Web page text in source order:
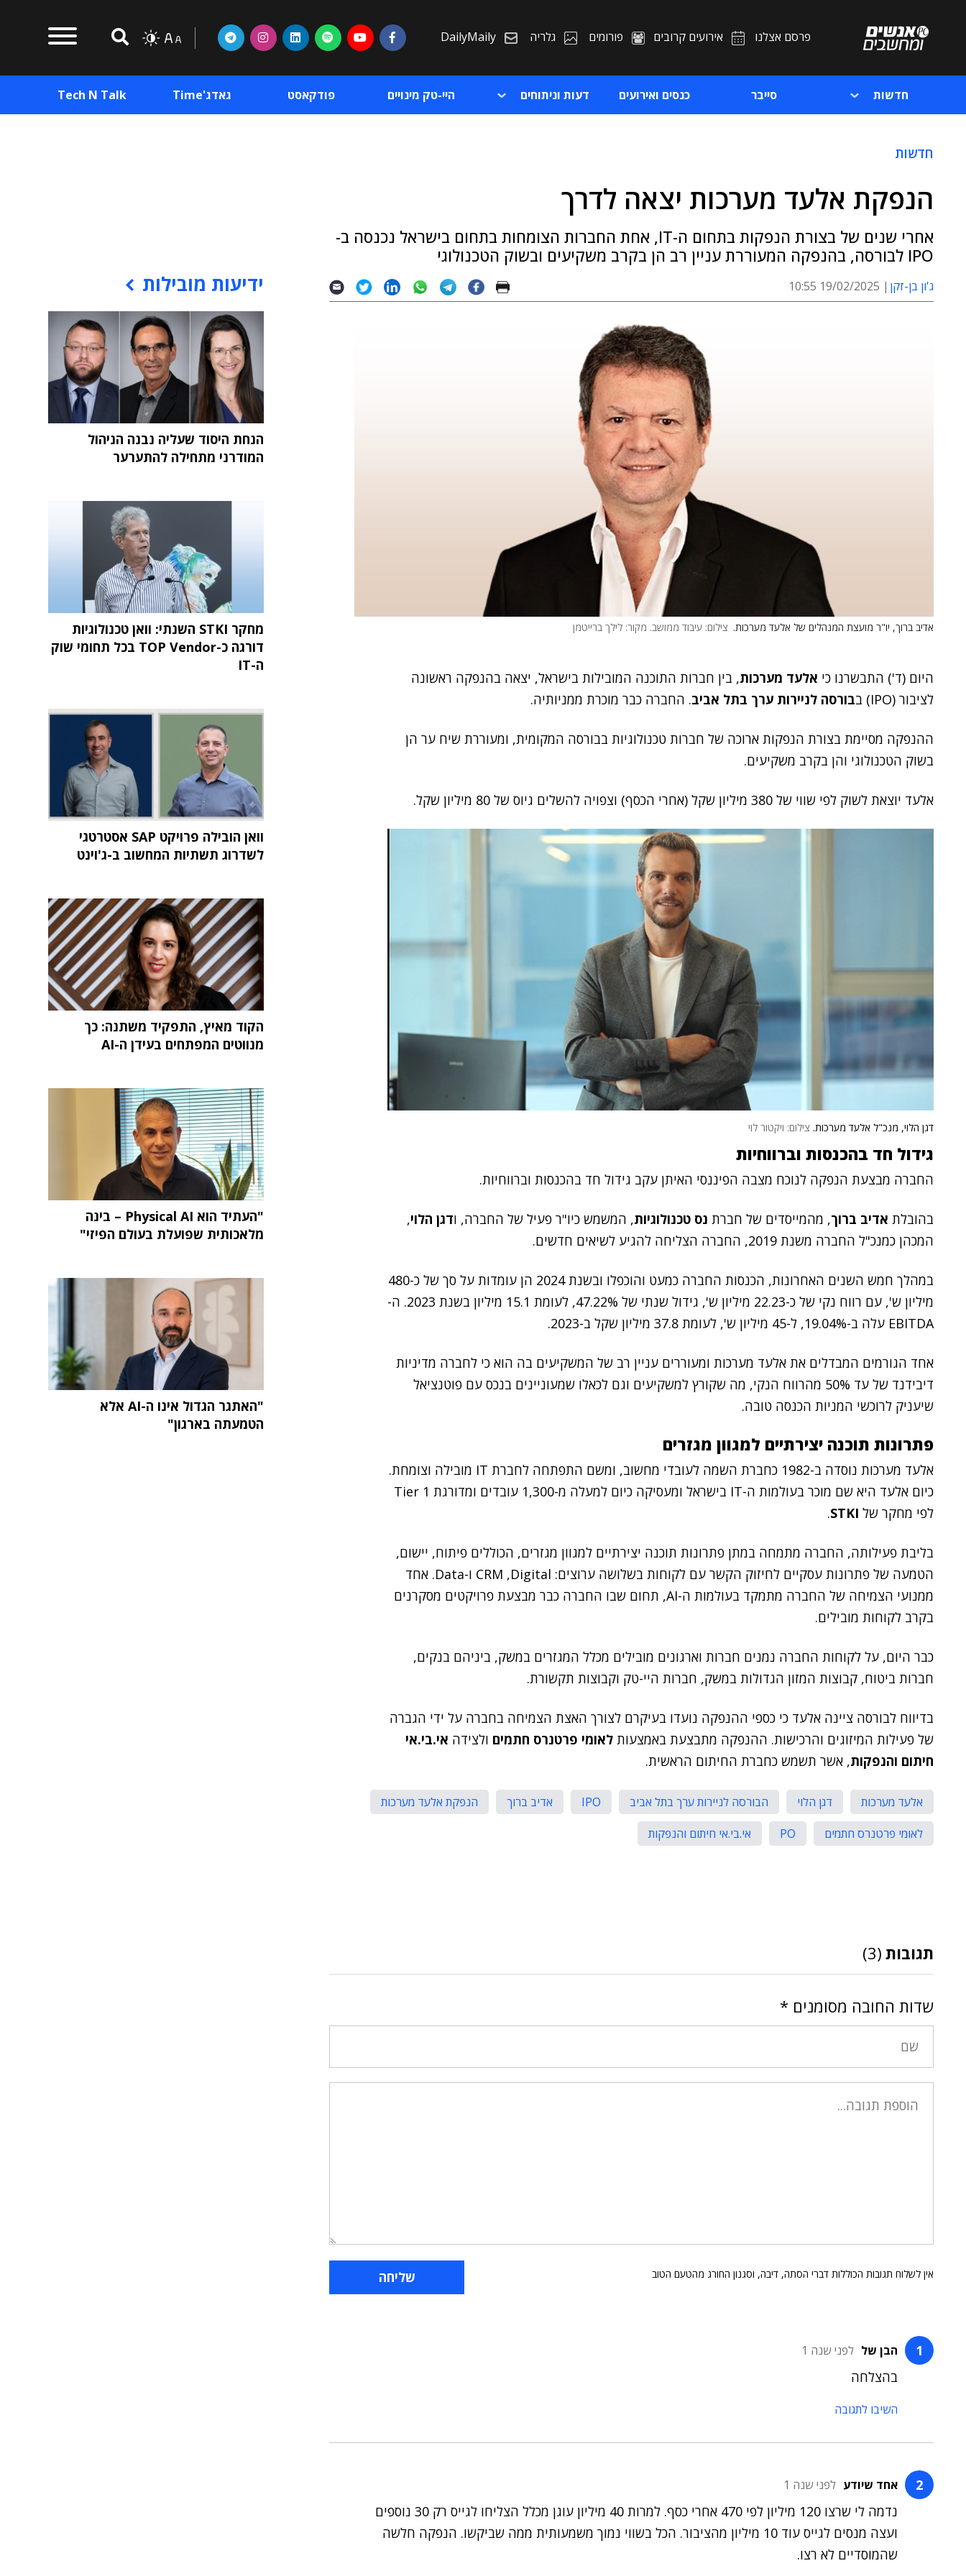
פרסם אצלנו אירועים קרובים פורומים גלריה DailyMaily
חדשות סייבר כנסים ואירועים דעות וניתוחים היי-טק מינויים פודקאסט גאדג'Time Tech N Talk
חדשות
הנפקת אלעד מערכות יצאה לדרך
אחרי שנים של בצורת הנפקות בתחום ה-IT, אחת החברות הצומחות בתחום בישראל נכנסה ב-
IPO לבורסה, בהנפקה המעוררת עניין רב הן בקרב משקיעים ובשוק הטכנולוגי
ג'ון בן-זקן 19/02/2025 10:55
אדיב ברוך, יו"ר מועצת המנהלים של אלעד מערכות. צילום: עיבוד ממושב. מקור: לילך ברייטמן
היום (ד') התבשרנו כי אלעד מערכות, בין חברות התוכנה המובילות בישראל, יצאה בהנפקה ראשונה
לציבור (IPO) ב
בורסה לניירות ערך בתל אביב. החברה כבר מוכרת ממניותיה.
ההנפקה מסיימת בצורת הנפקות ארוכה של חברות טכנולוגיות בבורסה המקומית, ומעוררת שיח ער הן
בשוק הטכנולוגי והן בקרב משקיעים.
אלעד יוצאת לשוק לפי שווי של 380 מיליון שקל (אחרי הכסף) וצפויה להשלים גיוס של 80 מיליון שקל.
דגן הלוי, מנכ"ל אלעד מערכות. צילום: ויקטור לוי
גידול חד בהכנסות וברווחיות
החברה מבצעת הנפקה לנוכח מצבה הפיננסי האיתן עקב גידול חד בהכנסות וברווחיות.
בהובלת אדיב ברוך, מהמייסדים של חברת נס טכנולוגיות, המשמש כיו"ר פעיל של החברה, ודגן הלוי,
המכהן כמנכ"ל החברה משנת 2019, החברה הצליחה להגיע לשיאים חדשים.
במהלך חמש השנים האחרונות, הכנסות החברה כמעט והוכפלו ובשנת 2024 הן עומדות על סך של כ-480
מיליון ש', עם רווח נקי של כ-22.23 מיליון ש', גידול שנתי של 47.22%, לעומת 15.1 מיליון בשנת 2023. ה-
EBITDA עלה ב-19.04%, ל-45 מיליון ש', לעומת 37.8 מיליון שקל ב-2023.
אחד הגורמים המבדלים את אלעד מערכות ומעוררים עניין רב של המשקיעים בה הוא כי לחברה מדיניות
דיבידנד של עד 50% מהרווח הנקי, מה שקורץ למשקיעים וגם לכאלו שמעוניינים בנכס עם פוטנציאל
שיעניק לרוכשי המניות הכנסה טובה.
פתרונות תוכנה יצירתיים למגוון מגזרים
אלעד מערכות נוסדה ב-1982 כחברת השמה לעובדי מחשוב, ומשם התפתחה לחברת IT מובילה וצומחת.
כיום אלעד היא שם מוכר בעולמות ה-IT בישראל ומעסיקה כיום למעלה מ-1,300 עובדים ומדורגת Tier 1
לפי מחקר של STKI
.
בליבת פעילותה, החברה מתמחה במתן פתרונות תוכנה יצירתיים למגוון מגזרים, הכוללים פיתוח, יישום,
הטמעה של פתרונות עסקיים לחיזוק הקשר עם לקוחות בשלושה ערוצים: CRM ,Digital ו-Data. אחד
ממנועי הצמיחה של החברה מתמקד בעולמות ה-AI, תחום שבו החברה כבר מבצעת פרויקטים מסקרנים
בקרב לקוחות מובילים.
כבר היום, על לקוחות החברה נמנים חברות וארגונים מובילים מכלל המגזרים במשק, ביניהם בנקים,
חברות ביטוח, קבוצות המזון הגדולות במשק, חברות היי-טק וקבוצות תקשורת.
בדיווח לבורסה ציינה אלעד כי כספי ההנפקה נועדו בעיקרם לצורך האצת הצמיחה בחברה על ידי הגברה
של פעילות המיזוגים והרכישות. ההנפקה מתבצעת באמצעות לאומי פרטנרס חתמים ולצידה אי.בי.אי
חיתום והנפקות, אשר תשמש כחברת החיתום הראשית.
אלעד מערכות דגן הלוי הבורסה לניירות ערך בתל אביב IPO אדיב ברוך
הנפקת אלעד מערכות
לאומי פרטנרס חתמים
PO אי.בי.אי חיתום והנפקות
תגובות (3)
שדות החובה מסומנים *
אין לשלוח תגובות הכוללות דברי הסתה, דיבה, וסגנון החורג מהטעם הטוב
הבן של לפני שנה 1
בהצלחה
השיבו לתגובה
אחד שיודע לפני שנה 1
נדמה לי שרצו 120 מיליון לפי 470 אחרי כסף. למרות 40 מיליון עוגן מכלל הצליחו לגייס רק 30 נוספים
ועצה מנסים לגייס עוד 10 מיליון מהציבור. הכל בשווי נמוך משמעותית ממה שביקשו. הנפקה חלשה
שהמוסדיים לא רצו.
ידיעות מובילות
הנחת היסוד שעליה נבנה הניהול
המודרני מתחילה להתערער
מחקר STKI השנתי: וואן טכנולוגיות
דורגה כ-TOP Vendor בכל תחומי שוק
ה-IT
וואן הובילה פרויקט SAP אסטרטגי
לשדרוג תשתיות המחשוב ב-ג'וינט
הקוד מאיץ, התפקיד משתנה: כך
מנווטים המפתחים בעידן ה-AI
"העתיד הוא Physical AI – בינה
מלאכותית שפועלת בעולם הפיזי"
"האתגר הגדול אינו ה-AI אלא
הטמעתה בארגון"